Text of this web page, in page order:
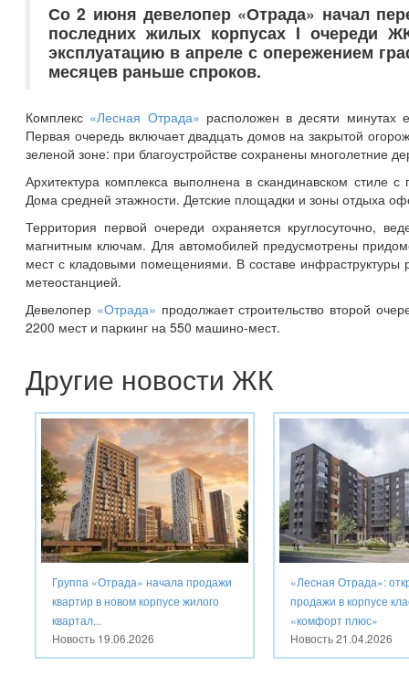
Со 2 июня девелопер «Отрада» начал
последних жилых корпусах I очереди
эксплуатацию в апреле с опережением
месяцев раньше спроков.
Комплекс «Лесная Отрада» расположен в десяти минутах
Первая очередь включает двадцать домов на закрытой
зеленой зоне: при благоустройстве сохранены многолетние
Архитектура комплекса выполнена в скандинавском стиле
Дома средней этажности. Детские площадки и зоны отдыха
Территория первой очереди охраняется круглосуточно,
магнитным ключам. Для автомобилей предусмотрены
мест с кладовыми помещениями. В составе инфраструктуры
метеостанцией.
Девелопер «Отрада» продолжает строительство второй
2200 мест и паркинг на 550 машино-мест.
Другие новости ЖК
Группа «Отрада» начала продажи
квартир в новом корпусе жилого
квартал...
Новость 19.06.2026
«Лесная Отрада»:
продажи в корпусе
«комфорт плюс»
Новость21.04.2026